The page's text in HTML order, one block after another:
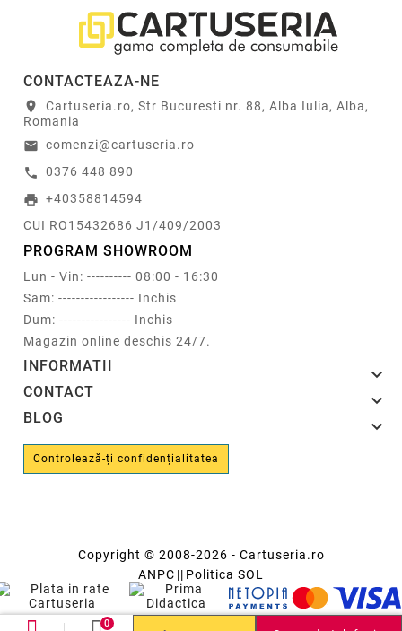
CONTACTEAZA-NE
location_on
Cartuseria.ro, Str Bucuresti nr. 88, Alba Iulia, Alba,
Romania
email comenzi@cartuseria.ro
call 0376 448 890
print +40358814594
CUI RO15432686 J1/409/2003
PROGRAM SHOWROOM
Lun - Vin: ---------- 08:00 - 16:30
Sam: ----------------- Inchis
Dum: ---------------- Inchis
Magazin online deschis 24/7.
INFORMATII 
CONTACT 
BLOG 
Controlează-ți confidențialitatea
Copyright © 2008-2026 - Cartuseria.ro
ANPC || Politica SOL
0